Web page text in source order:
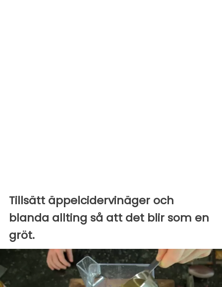
Tillsätt äppelcidervinäger och
blanda allting så att det blir som en
gröt.